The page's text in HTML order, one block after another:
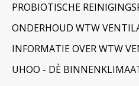
PROBIOTISCHE
ONDERHOUD WTW
INFORMATIE OVER WTW
UHOO - DÈ